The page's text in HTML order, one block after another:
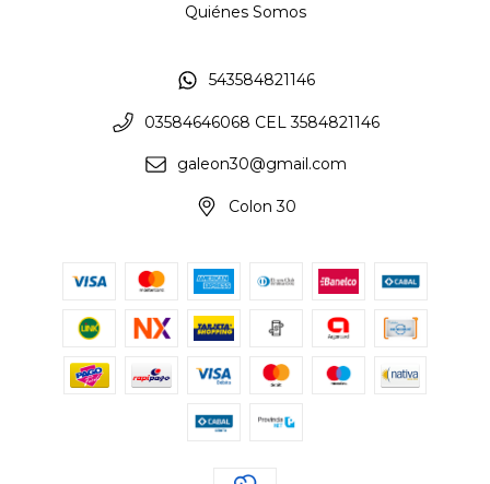
Quiénes Somos
543584821146
03584646068 CEL 3584821146
galeon30@gmail.com
Colon 30